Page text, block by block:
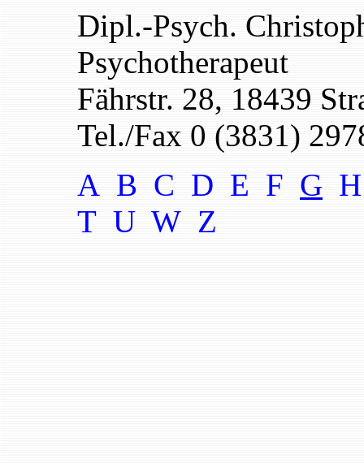
Dipl.-Psych.
Psychotherapeut
Fährstr. 28, 18439
Tel./Fax 0 (3831)
A B C D E F G
T U W Z